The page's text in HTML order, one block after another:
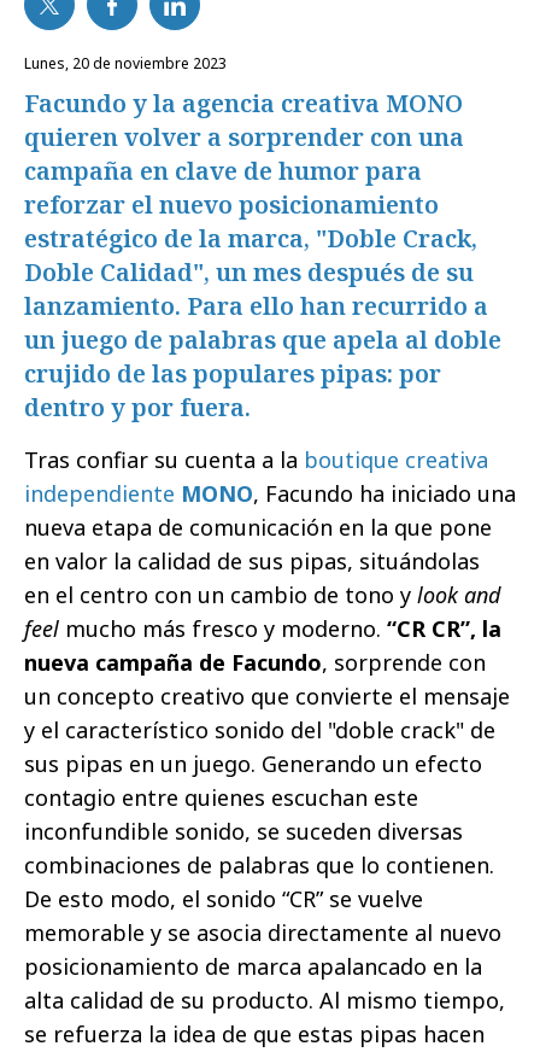
lunes, 20 de noviembre 2023
Facundo y la agencia creativa MONO
quieren volver a sorprender con una
campaña en clave de humor para
reforzar el nuevo posicionamiento
estratégico de la marca, "Doble Crack,
Doble Calidad", un mes después de su
lanzamiento. Para ello han recurrido a
un juego de palabras que apela al doble
crujido de las populares pipas: por
dentro y por fuera.
Tras confiar su cuenta a la boutique creativa
independiente MONO, Facundo ha iniciado una
nueva etapa de comunicación en la que pone
en valor la calidad de sus pipas, situándolas
en el centro con un cambio de tono y look and
feel mucho más fresco y moderno. “CR CR”, la
nueva campaña de Facundo, sorprende con
un concepto creativo que convierte el mensaje
y el característico sonido del "doble crack" de
sus pipas en un juego. Generando un efecto
contagio entre quienes escuchan este
inconfundible sonido, se suceden diversas
combinaciones de palabras que lo contienen.
De esto modo, el sonido “CR” se vuelve
memorable y se asocia directamente al nuevo
posicionamiento de marca apalancado en la
alta calidad de su producto. Al mismo tiempo,
se refuerza la idea de que estas pipas hacen